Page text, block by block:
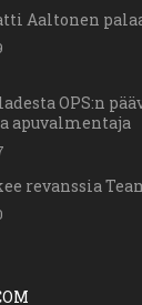
Aaltonen
OPS:n
apuvalmentaja
revanssia